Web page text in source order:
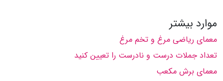
موارد بیشتر
معمای ریاضی مرغ و تخم مرغ
تعداد جملات درست و نادرست را تعیین کنید
معمای برش مکعب